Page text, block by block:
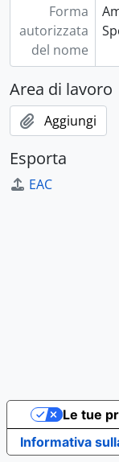
Forma
autorizzata
del nome
Area di lavoro
Aggiungi
Esporta
EAC
Informativa
Le tue